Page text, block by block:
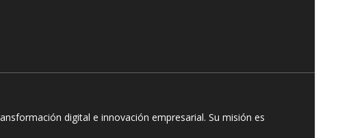
digital e innovación empresarial. Su misión es